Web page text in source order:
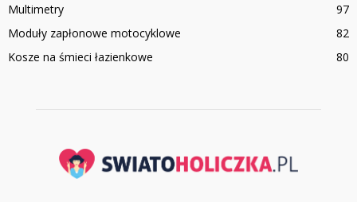
Multimetry
97
Moduły zapłonowe motocyklowe
82
Kosze na śmieci łazienkowe
80